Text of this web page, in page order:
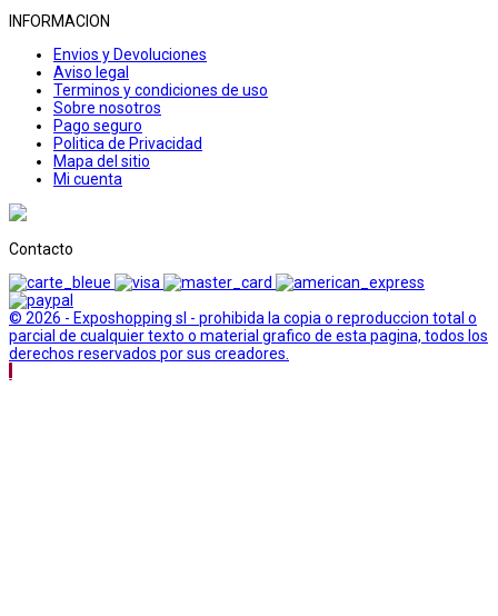
INFORMACION
Envios y Devoluciones
Aviso legal
Terminos y condiciones de uso
Sobre nosotros
Pago seguro
Politica de Privacidad
Mapa del sitio
Mi cuenta
Contacto
© 2026 - Exposhopping sl - prohibida la copia o reproduccion total o
parcial de cualquier texto o material grafico de esta pagina, todos los
derechos reservados por sus creadores.